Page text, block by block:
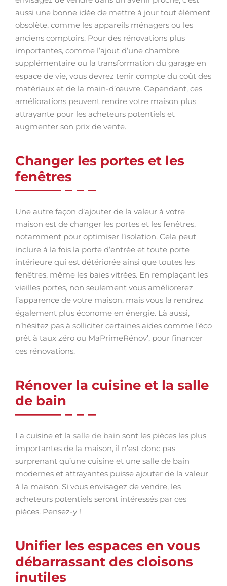
aussi une bonne idée de mettre à jour tout élément
obsolète, comme les appareils ménagers ou les
anciens comptoirs. Pour des rénovations plus
importantes, comme l’ajout d’une chambre
supplémentaire ou la transformation du garage en
espace de vie, vous devrez tenir compte du coût des
matériaux et de la main-d’œuvre. Cependant, ces
améliorations peuvent rendre votre maison plus
attrayante pour les acheteurs potentiels et
augmenter son prix de vente.
Changer les portes et les
fenêtres
Une autre façon d’ajouter de la valeur à votre
maison est de changer les portes et les fenêtres,
notamment pour optimiser l’isolation. Cela peut
inclure à la fois la porte d’entrée et toute porte
intérieure qui est détériorée ainsi que toutes les
fenêtres, même les baies vitrées. En remplaçant les
vieilles portes, non seulement vous améliorerez
l’apparence de votre maison, mais vous la rendrez
également plus économe en énergie. Là aussi,
n’hésitez pas à solliciter certaines aides comme l’éco
prêt à taux zéro ou MaPrimeRénov’, pour financer
ces rénovations.
Rénover la cuisine et la salle
de bain
La cuisine et la salle de bain sont les pièces les plus
importantes de la maison, il n’est donc pas
surprenant qu’une cuisine et une salle de bain
modernes et attrayantes puisse ajouter de la valeur
à la maison. Si vous envisagez de vendre, les
acheteurs potentiels seront intéressés par ces
pièces. Pensez-y !
Unifier les espaces en vous
débarrassant des cloisons
inutiles